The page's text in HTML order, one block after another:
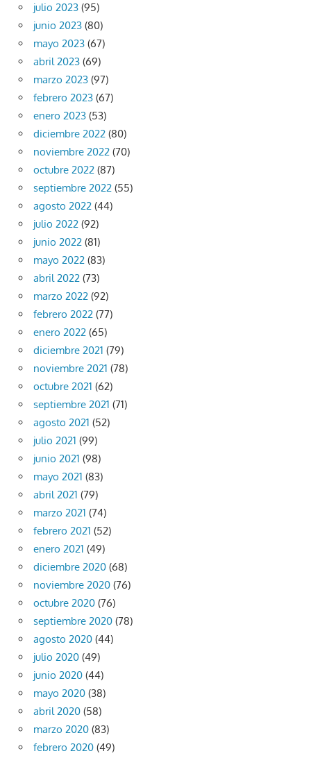
julio 2023 (95)
junio 2023 (80)
mayo 2023 (67)
abril 2023 (69)
marzo 2023 (97)
febrero 2023 (67)
enero 2023 (53)
diciembre 2022 (80)
noviembre 2022 (70)
octubre 2022 (87)
septiembre 2022 (55)
agosto 2022 (44)
julio 2022 (92)
junio 2022 (81)
mayo 2022 (83)
abril 2022 (73)
marzo 2022 (92)
febrero 2022 (77)
enero 2022 (65)
diciembre 2021 (79)
noviembre 2021 (78)
octubre 2021 (62)
septiembre 2021 (71)
agosto 2021 (52)
julio 2021 (99)
junio 2021 (98)
mayo 2021 (83)
abril 2021 (79)
marzo 2021 (74)
febrero 2021 (52)
enero 2021 (49)
diciembre 2020 (68)
noviembre 2020 (76)
octubre 2020 (76)
septiembre 2020 (78)
agosto 2020 (44)
julio 2020 (49)
junio 2020 (44)
mayo 2020 (38)
abril 2020 (58)
marzo 2020 (83)
febrero 2020 (49)